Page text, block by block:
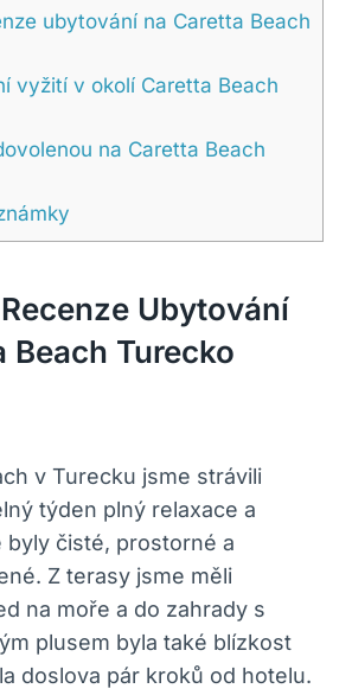
ubytování na Caretta Beach
vyžití v okolí Caretta Beach
na Caretta Beach
Ubytování
Beach Turecko
v Turecku jsme strávili
týden plný relaxace a
byly čisté, prostorné a
Z terasy jsme měli
na moře a do zahrady s
plusem byla také blízkost
doslova pár kroků od hotelu.